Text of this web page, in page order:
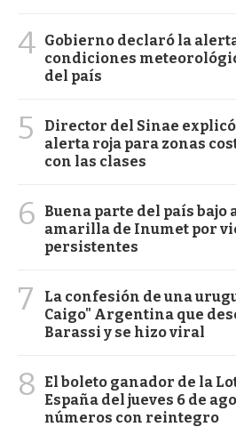
4 Gobierno declaró la
condiciones
del país
5
Director del Sinae
alerta roja para zonas
con las clases
6
Buena parte del país
amarilla de Inumet por
persistentes
7
La confesión de una
Caigo" Argentina que
Barassi y se hizo viral
8
El boleto ganador de la
España del jueves 6 de
números con reintegro